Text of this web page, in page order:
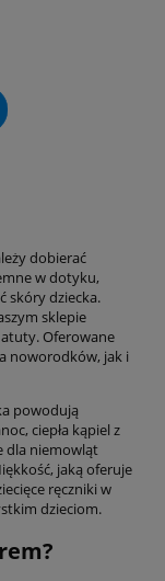
dobierać
w dotyku,
skóry dziecka.
sklepie
Oferowane
noworodków, jak i
powodują
ciepła kąpiel z
dla niemowląt
jaką oferuje
ręczniki w
dzieciom.